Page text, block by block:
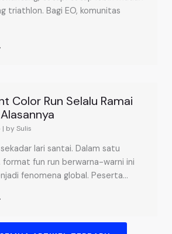
triathlon. Bagi EO, komunitas
Color Run Selalu Ramai
| by Sulis
lari santai. Dalam satu
fun run berwarna-warni ini
fenomena global. Peserta...